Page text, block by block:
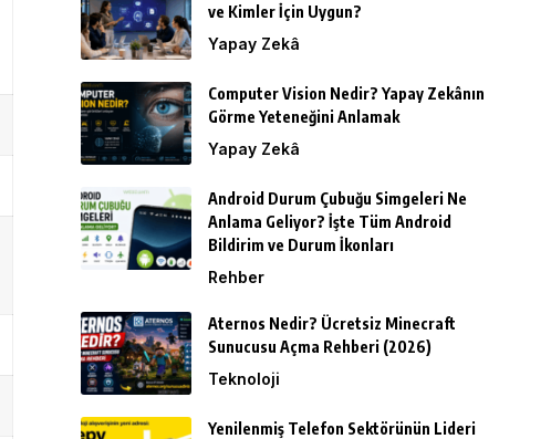
ve Kimler İçin Uygun?
Yapay Zekâ
Computer Vision Nedir? Yapay Zekânın
Görme Yeteneğini Anlamak
Yapay Zekâ
Android Durum Çubuğu Simgeleri Ne
Anlama Geliyor? İşte Tüm Android
Bildirim ve Durum İkonları
Rehber
Aternos Nedir? Ücretsiz Minecraft
Sunucusu Açma Rehberi (2026)
Teknoloji
Yenilenmiş Telefon Sektörünün Lideri